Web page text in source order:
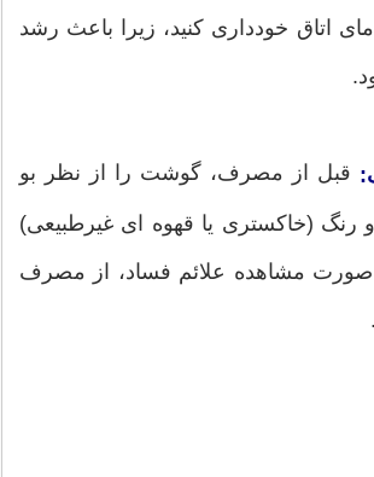
اتاق خودداری کنید، زیرا باعث رشد
قبل از مصرف، گوشت را از نظر بو
رنگ (خاکستری یا قهوه ای غیرطبیعی)
صورت مشاهده علائم فساد، از مصرف